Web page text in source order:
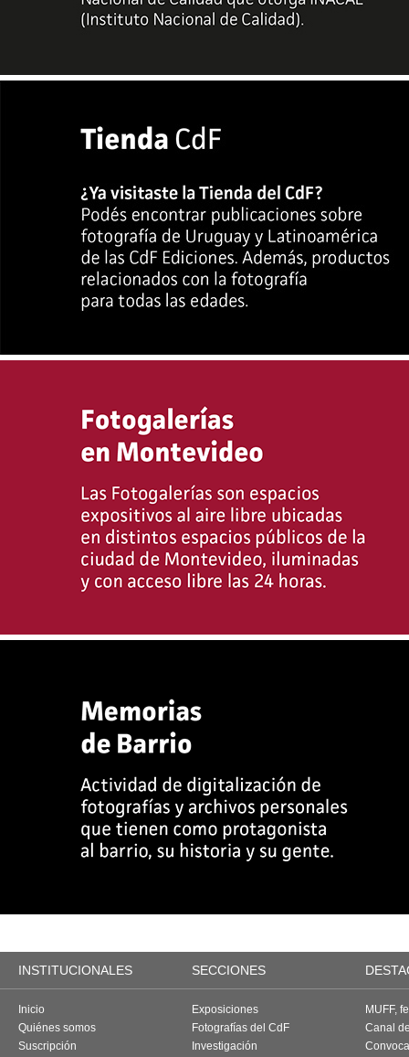
INSTITUCIONALES SECCIONES
Inicio
Quiénes somos
Suscripción
Exposiciones
Fotografías del CdF
Investigación
MUFF,
Canal